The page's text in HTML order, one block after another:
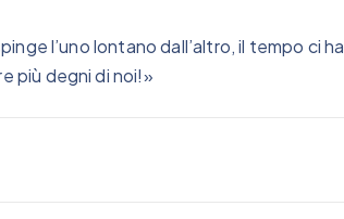
l’uno lontano dall’altro, il tempo ci ha
più degni di noi!»